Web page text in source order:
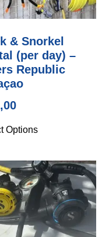
& Snorkel
(per day) –
Republic
Options